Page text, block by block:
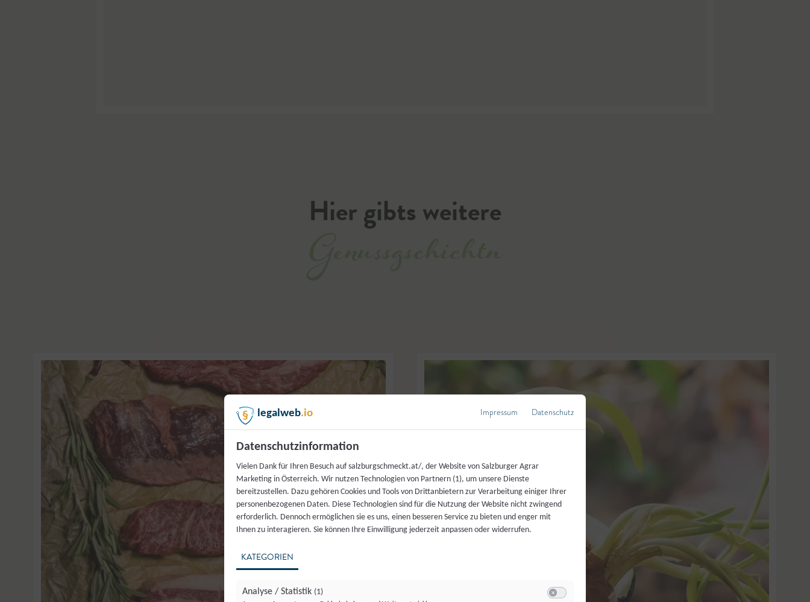
Hier gibts weitere
legalweb.io Impressum Datenschutz
Datenschutzinformation
Vielen Dank für Ihren Besuch auf salzburgschmeckt.at/, der Website von Salzburger Agrar
Marketing in Österreich. Wir nutzen Technologien von Partnern (1), um unsere Dienste
bereitzustellen. Dazu gehören Cookies und Tools von Drittanbietern zur Verarbeitung einiger Ihrer
personenbezogenen Daten. Diese Technologien sind für die Nutzung der Website nicht zwingend
erforderlich. Dennoch ermöglichen sie es uns, einen besseren Service zu bieten und enger mit
Ihnen zu interagieren. Sie können Ihre Einwilligung jederzeit anpassen oder widerrufen.
KATEGORIEN
Analyse / Statistik (1)
←